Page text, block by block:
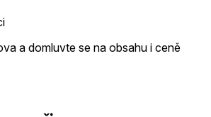
a domluvte se na obsahu i ceně